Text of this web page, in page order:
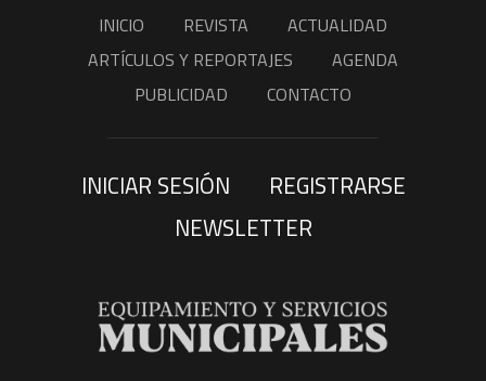
INICIO REVISTA
ACTUALIDAD
ARTÍCULOS Y REPORTAJES
AGENDA
PUBLICIDAD
CONTACTO
INICIAR SESIÓN
REGISTRARSE
NEWSLETTER